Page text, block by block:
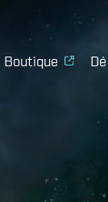
Boutique